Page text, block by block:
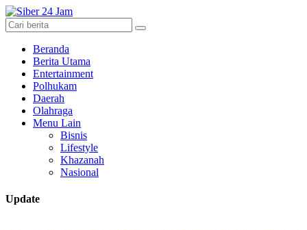
Beranda
Berita Utama
Entertainment
Polhukam
Daerah
Olahraga
Menu Lain
Bisnis
Lifestyle
Khazanah
Nasional
Update